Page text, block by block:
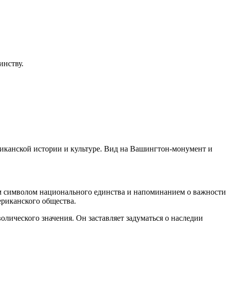
истории и культуре. Вид на Вашингтон-монумент и
национального единства и напоминанием о важности
общества.
значения. Он заставляет задуматься о наследии